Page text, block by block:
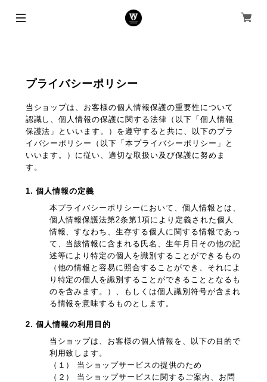
プライバシーポリシー
当ショップは、お客様の個人情報保護の重要性について
認識し、個人情報の保護に関する法律（以下「個人情報
保護法」といいます。）を遵守すると共に、以下のプラ
イバシーポリシー（以下「本プライバシーポリシー」と
いいます。）に従い、適切な取扱い及び保護に努めま
す。
1. 個人情報の定義
本プライバシーポリシーにおいて、個人情報とは、
個人情報保護法第2条第1項により定義された個人
情報、すなわち、生存する個人に関する情報であっ
て、当該情報に含まれる氏名、生年月日その他の記
述等により特定の個人を識別することができるもの
（他の情報と容易に照合することができ、それによ
り特定の個人を識別することができることとなるも
のを含みます。）、もしくは個人識別符号が含まれ
る情報を意味するものとします。
2. 個人情報の利用目的
当ショップは、お客様の個人情報を、以下の目的で
利用致します。
（１） 当ショップサービスの提供のため
（２） 当ショップサービスに関するご案内、お問